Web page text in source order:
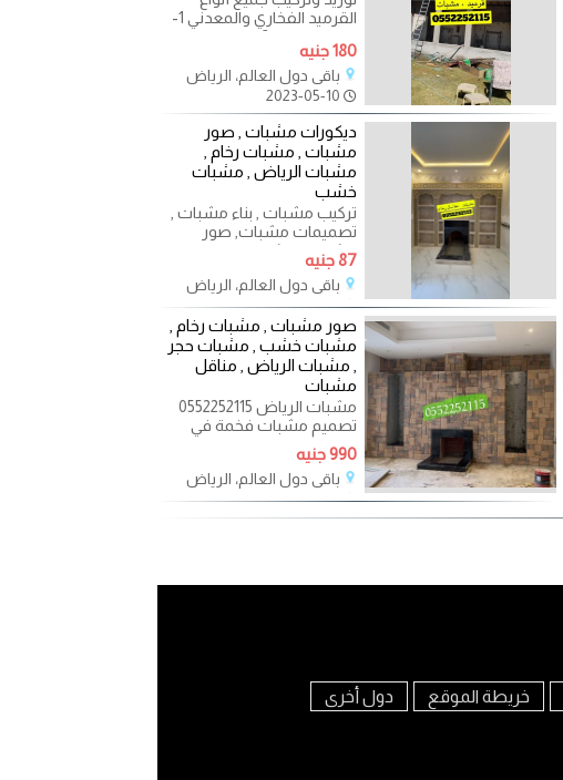
القرميد الفخاري والمعدني 1-
3-قرميد ايطالي 4-
180 جنيه
باقي دول العالم، الرياض
2023-05-10
ديكورات مشبات , صور
مشبات , مشبات رخام ,
مشبات الرياض , مشبات
خشب
تركيب مشبات , بناء مشبات ,
تصميمات مشبات, صور
مشبات , مشبات رخام ,
ديكورات
87 جنيه
باقي دول العالم، الرياض
2023-05-06
صور مشبات , مشبات رخام ,
مشبات خشب , مشبات حجر
, مشبات الرياض , مناقل
مشبات
مشبات الرياض 0552252115
تصميم مشبات فخمة في
المجالس والمنازل , تصميمات
مشبات حديثة وتناسب جميع
990 جنيه
باقي دول العالم، الرياض
2023-04-14
خريطة الموقع دول أخرى